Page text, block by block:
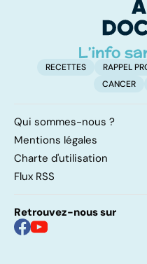
RECETTES RAPPEL
CANCER
Qui sommes-nous ?
Mentions légales
Charte d'utilisation
Flux RSS
Retrouvez-nous sur